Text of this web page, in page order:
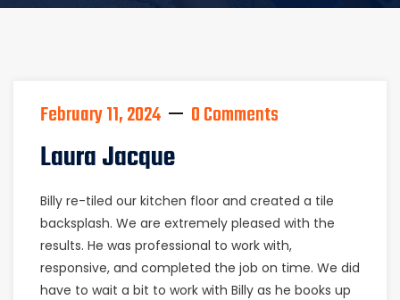
February 11, 2024 0 Comments
Laura Jacque
Billy re-tiled our kitchen floor and created a tile
backsplash. We are extremely pleased with the
results. He was professional to work with,
responsive, and completed the job on time. We did
have to wait a bit to work with Billy as he books up